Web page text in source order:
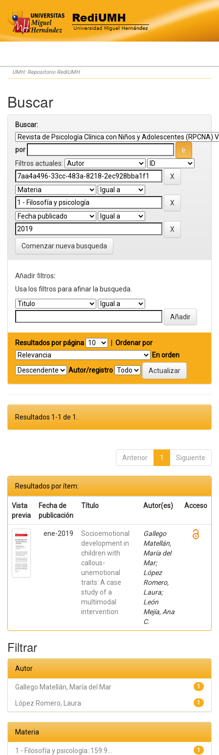
Skip
navigation
UMH: Repositorio RediUMH
Buscar
Buscar:
por
Filtros actuales:
Comenzar nueva busqueda
Añadir filtros:
Usa los filtros para afinar la busqueda.
Resultados por página
Ordenar por
En orden
Autor/registro
Resultados 1-1 de 1.
Anterior 1 Siguiente
Resultados por ítem:
Vista
previa
Fecha de
publicación
Título Autor(es) Acceso
ene-2019
Socioemotional
development in
children with
callous-
unemotional
traits: A case
study of a
multimodal
intervention
Gallego
Matellán,
María del
Mar;
López
Romero,
Laura;
León
Mejía, Ana
C.
Filtrar
Autor
1
Gallego Matellán, María del Mar
1
López Romero, Laura
Materia
1
1 - Filosofía y psicología::159.9...